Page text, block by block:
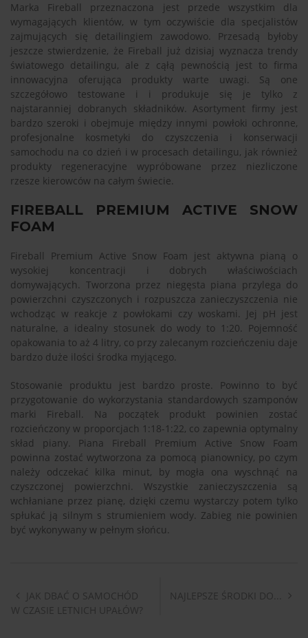
Marka Fireball przeznaczona jest przede wszystkim dla
wymagających klientów, w tym oczywiście dla specjalistów
zajmujących się detailingiem zawodowo. Przesadą byłoby
jeszcze stwierdzenie, że Fireball już dzisiaj wyznacza trendy
światowego detailingu, ale z cąłą pewnością jest to firma
innowacyjna oferująca produkty warte uwagi. Są one
szczegółowo testowane i i produkuje się je tylko z
najstaranniej dobranych składników. Asortyment firmy jest
bardzo szeroki i obejmuje między innymi powłoki ochronne,
profesjonalne kosmetyki do czyszczenia i konserwacji
samochodu na co dzień i w procesach detailingu, jak również
produkty regeneracyjne wypróbowane przez niezliczone
rzesze kierowców na całym świecie.
FIREBALL PREMIUM ACTIVE SNOW
FOAM
Fireball Premium Active Snow Foam jest aktywna pianą o
wysokiej koncentracji i dobrych właściwościach
domywających. Tworzona przez niegęsta piana przylega do
powierzchni czyszczonych i rozpuszcza zanieczyszczenia nie
wchodząc w reakcje z powłokami czy woskami. Jej pH jest
naturalne, a idealny stosunek do wody to 1:20. Pojemność
opakowania to aż 4 litry, co przy zalecanym rozcieńczeniu daje
bardzo duże ilości środka myjącego.
Stosowanie produktu jest bardzo proste. Powinno to być
przygotowanie do wykorzystania standardowych szamponów
marki Fireball. Na początek produkt powinien zostać
rozcieńczony w proporcjach 1:18-1:22, co zapewnia optymalny
skład piany. Piana Fireball Premium Active Snow Foam
powinna zostać wytworzona za pomocą pianownicy, po czym
należy odczekać kilka minut, by mogła ona wyschnąć na
czyszczonej powierzchni. Wszystkie zanieczyszczenia są
wchłaniane przez pianę, dzięki czemu wystarczy potem tylko
spłukać ją silnym s strumieniem wody. Zabieg nie powinien
być wykonywany w pełnym słońcu.
JAK DBAĆ O SAMOCHÓD
W CZASIE LETNICH UPAŁÓW?
NAJLEPSZE ŚRODKI DO...